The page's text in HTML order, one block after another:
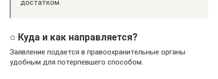
достатком.
○ Куда и как направляется?
Заявление подается в правоохранительные органы
удобным для потерпевшего способом.